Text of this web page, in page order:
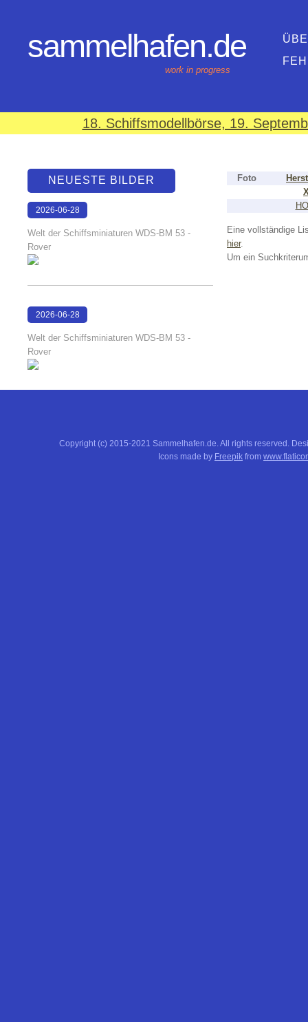
sammelhafen.de
work in progress
18. Schiffsmodellbörse, 19.
Foto
Eine vollständige
hier.
Um ein
NEUESTE BILDER
2026-06-28
Welt der Schiffsminiaturen WDS-BM 53 -
Rover
2026-06-28
Welt der Schiffsminiaturen WDS-BM 53 -
Rover
Copyright (c) 2015-2021 Sammelhafen.de. All rights reserved.
Icons made by Freepik from